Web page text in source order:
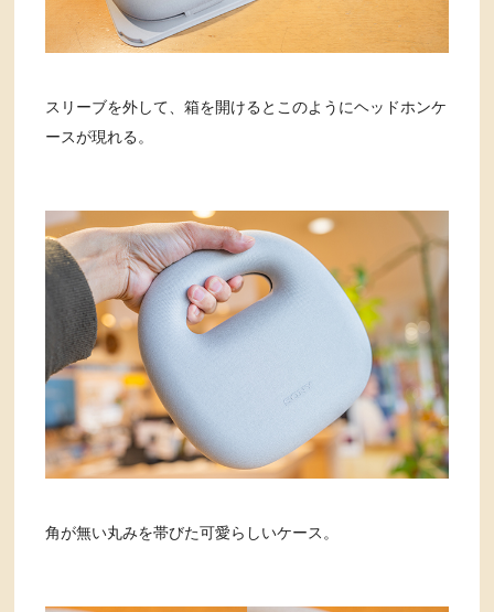
スリーブを外して、箱を開けるとこのようにヘッドホンケ
ースが現れる。
角が無い丸みを帯びた可愛らしいケース。